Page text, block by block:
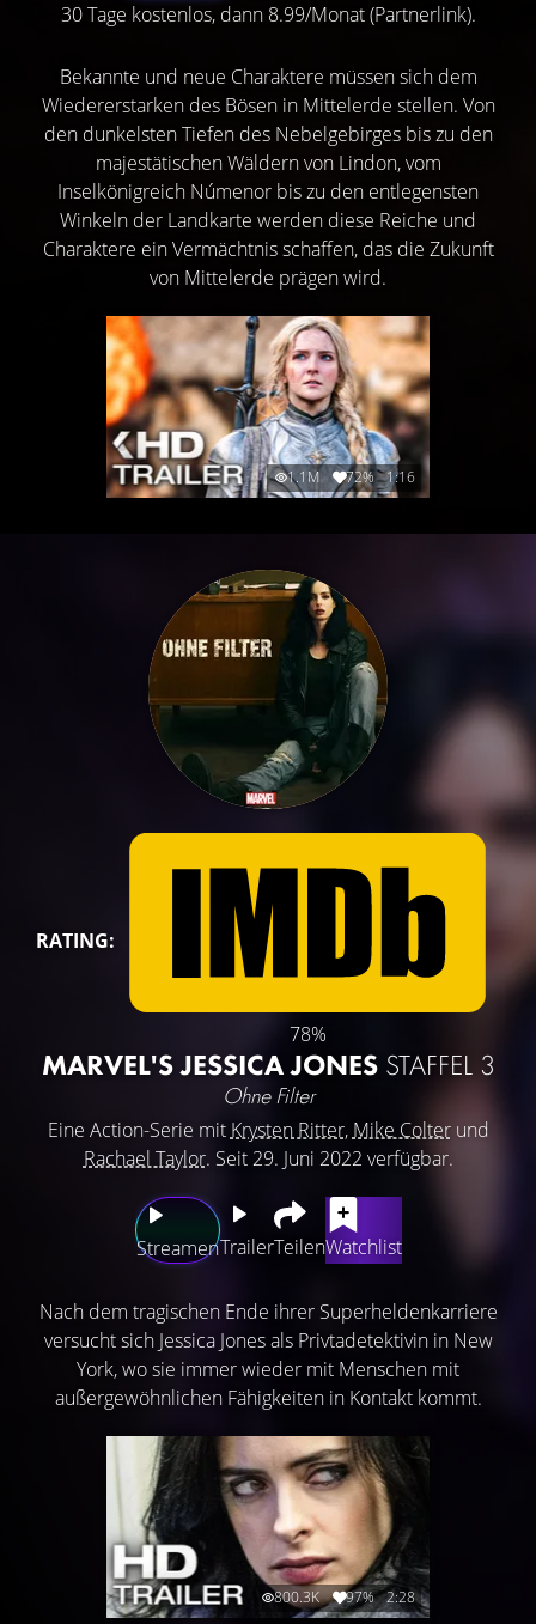
30 Tage kostenlos, dann 8.99/Monat (Partnerlink).
Bekannte und neue Charaktere müssen sich dem
Wiedererstarken des Bösen in Mittelerde stellen. Von
den dunkelsten Tiefen des Nebelgebirges bis zu den
majestätischen Wäldern von Lindon, vom
Inselkönigreich Númenor bis zu den entlegensten
Winkeln der Landkarte werden diese Reiche und
Charaktere ein Vermächtnis schaffen, das die Zukunft
von Mittelerde prägen wird.
1.1M 72% 1:16
RATING:
78%
MARVEL'S JESSICA JONES STAFFEL 3
Ohne Filter
Eine Action-Serie mit Krysten Ritter, Mike Colterund
Rachael Taylor. Seit 29. Juni 2022 verfügbar.
StreamenTrailerTeilenWatchlist
Nach dem tragischen Ende ihrer Superheldenkarriere
versucht sich Jessica Jones als Privtadetektivin in New
York, wo sie immer wieder mit Menschen mit
außergewöhnlichen Fähigkeiten in Kontakt kommt.
800.3K 97% 2:28